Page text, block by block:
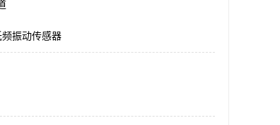
频振动传感器